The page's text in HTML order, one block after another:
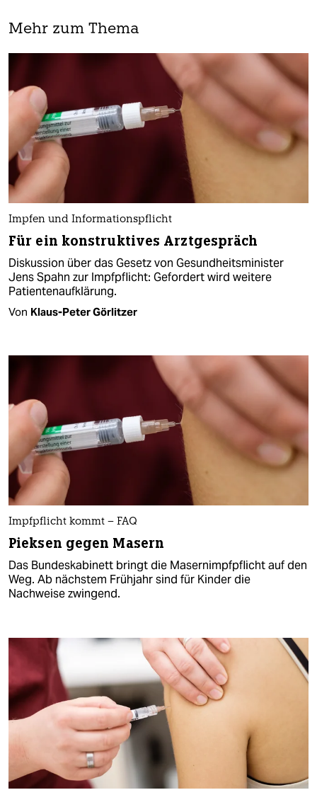
Mehr zum Thema
Impfen und Informationspflicht
Für ein konstruktives Arztgespräch
Diskussion über das Gesetz von Gesundheitsminister
Jens Spahn zur Impfpflicht: Gefordert wird weitere
Patientenaufklärung.
Von Klaus-Peter Görlitzer
Impfpflicht kommt – FAQ
Pieksen gegen Masern
Das Bundeskabinett bringt die Masernimpfpflicht auf den
Weg. Ab nächstem Frühjahr sind für Kinder die
Nachweise zwingend.